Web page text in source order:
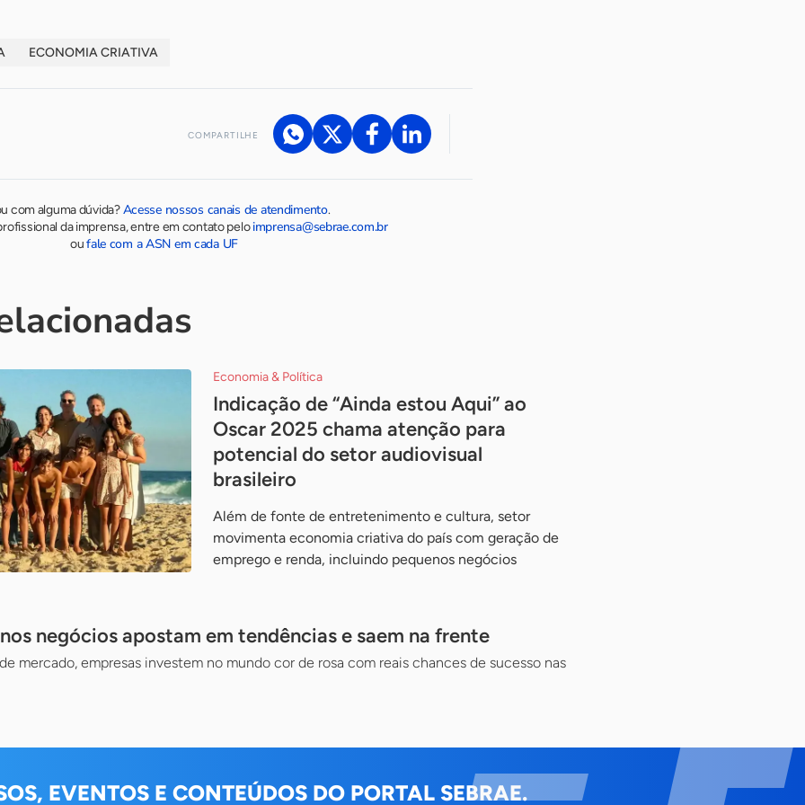
ECONOMIA CRIATIVA
COMPARTILHE
com alguma dúvida?Acesse nossos canais de atendimento.
da imprensa, entre em contato peloimprensa@sebrae.com.br
oufale com a ASN em cada UF
Economia & Política
Indicação de “Ainda estou Aqui” ao
Oscar 2025 chama atenção para
potencial do setor audiovisual
brasileiro
Além de fonte de entretenimento e cultura, setor
movimenta economia criativa do país com geração de
emprego e renda, incluindo pequenos negócios
negócios apostam em tendências e saem na frente
mercado, empresas investem no mundo cor de rosa com reais chances de sucesso nas
EVENTOS E CONTEÚDOS DO PORTAL SEBRAE.